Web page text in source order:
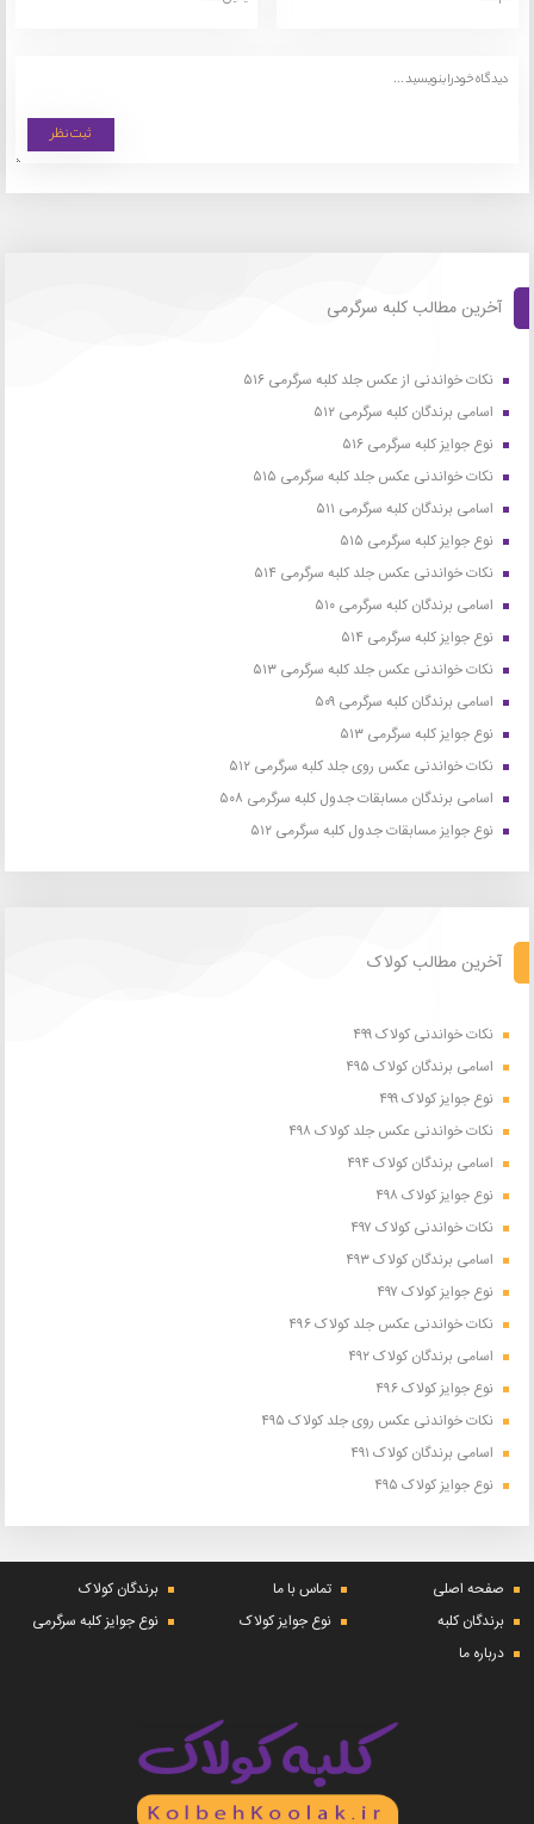
آخرین مطالب کلبه سرگرمی
نکات خواندنی از عکس جلد کلبه سرگرمی ۵۱۶
اسامی برندگان کلبه سرگرمی ۵۱۲
نوع جوایز کلبه سرگرمی ۵۱۶
نکات خواندنی عکس جلد کلبه سرگرمی ۵۱۵
اسامی برندگان کلبه سرگرمی ۵۱۱
نوع جوایز کلبه سرگرمی ۵۱۵
نکات خواندنی عکس جلد کلبه سرگرمی ۵۱۴
اسامی برندگان کلبه سرگرمی ۵۱۰
نوع جوایز کلبه سرگرمی ۵۱۴
نکات خواندنی عکس جلد کلبه سرگرمی ۵۱۳
اسامی برندگان کلبه سرگرمی ۵۰۹
نوع جوایز کلبه سرگرمی ۵۱۳
نکات خواندنی عکس روی جلد کلبه سرگرمی ۵۱۲
اسامی برندگان مسابقات جدول کلبه سرگرمی ۵۰۸
نوع جوایز مسابقات جدول کلبه سرگرمی ۵۱۲
آخرین مطالب کولاک
نکات خواندنی کولاک ۴۹۹
اسامی برندگان کولاک ۴۹۵
نوع جوایز کولاک ۴۹۹
نکات خواندنی عکس جلد کولاک ۴۹۸
اسامی برندگان کولاک ۴۹۴
نوع جوایز کولاک ۴۹۸
نکات خواندنی کولاک ۴۹۷
اسامی برندگان کولاک ۴۹۳
نوع جوایز کولاک ۴۹۷
نکات خواندنی عکس جلد کولاک ۴۹۶
اسامی برندگان کولاک ۴۹۲
نوع جوایز کولاک ۴۹۶
نکات خواندنی عکس روی جلد کولاک ۴۹۵
اسامی برندگان کولاک ۴۹۱
نوع جوایز کولاک ۴۹۵
صفحه اصلی تماس با ما
برندگان کولاک
برندگان کلبه
نوع جوایز کولاک
نوع جوایز کلبه سرگرمی
درباره ما